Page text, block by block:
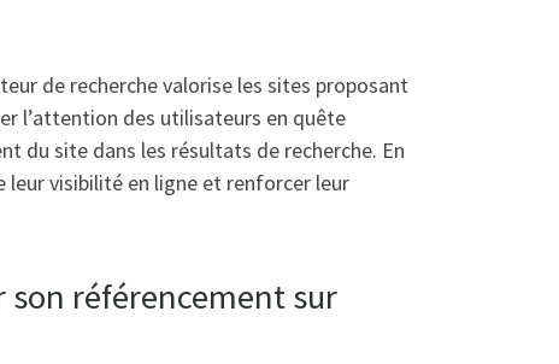
de recherche valorise les sites proposant
l’attention des utilisateurs en quête
du site dans les résultats de recherche. En
visibilité en ligne et renforcer leur
référencement sur